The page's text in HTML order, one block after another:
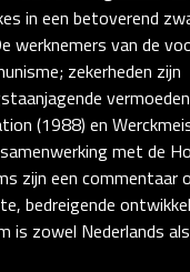
in een betoverend
werknemers van de
zekerheden zijn
(1988) en
met de
zijn een commentaar
bedreigende
is zowel Nederlands